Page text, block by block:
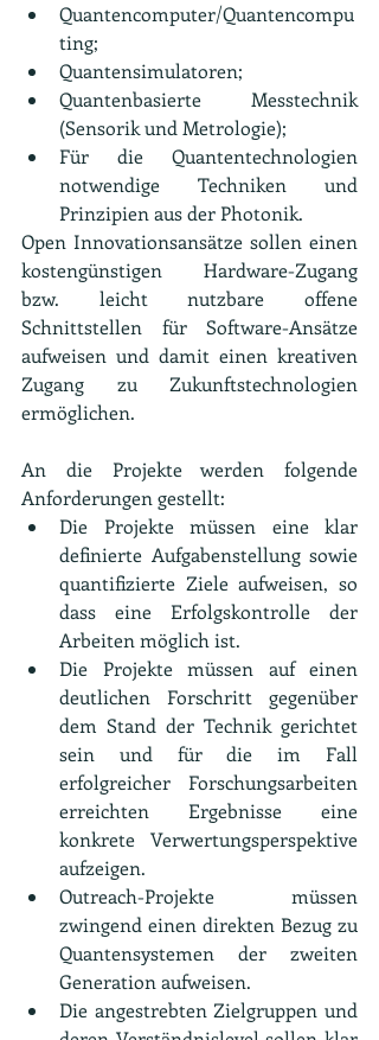
Quantencomputer/Quantencompu
ting;
Quantensimulatoren;
Quantenbasierte Messtechnik
(Sensorik und Metrologie);
Für die Quantentechnologien
notwendige Techniken und
Prinzipien aus der Photonik.
Open Innovationsansätze sollen einen
kostengünstigen Hardware-Zugang
bzw. leicht nutzbare offene
Schnittstellen für Software-Ansätze
aufweisen und damit einen kreativen
Zugang zu Zukunftstechnologien
ermöglichen.
An die Projekte werden folgende
Anforderungen gestellt:
Die Projekte müssen eine klar
definierte Aufgabenstellung sowie
quantifizierte Ziele aufweisen, so
dass eine Erfolgskontrolle der
Arbeiten möglich ist.
Die Projekte müssen auf einen
deutlichen Forschritt gegenüber
dem Stand der Technik gerichtet
sein und für die im Fall
erfolgreicher Forschungsarbeiten
erreichten Ergebnisse eine
konkrete Verwertungsperspektive
aufzeigen.
Outreach-Projekte müssen
zwingend einen direkten Bezug zu
Quantensystemen der zweiten
Generation aufweisen.
Die angestrebten Zielgruppen und